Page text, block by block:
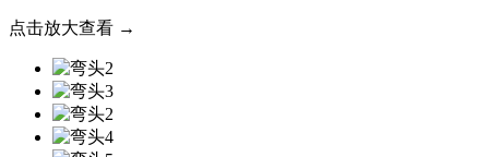
点击放大查看 →